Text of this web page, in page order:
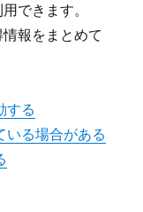
できます。
報をまとめて
する
いる場合がある